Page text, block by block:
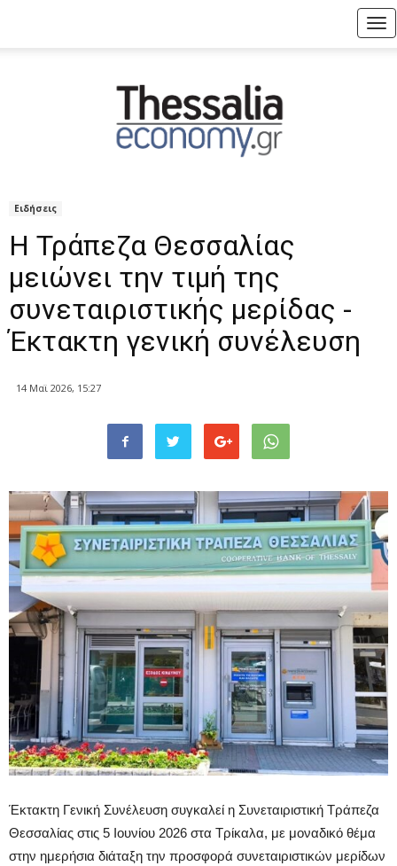
Ειδήσεις
Η Τράπεζα Θεσσαλίας
μειώνει την τιμή της
συνεταιριστικής μερίδας -
Έκτακτη γενική συνέλευση
14 Μαϊ 2026, 15:27
Έκτακτη Γενική Συνέλευση συγκαλεί η Συνεταιριστική Τράπεζα
Θεσσαλίας στις 5 Ιουνίου 2026 στα Τρίκαλα, με μοναδικό θέμα
στην ημερήσια διάταξη την προσφορά συνεταιριστικών μερίδων